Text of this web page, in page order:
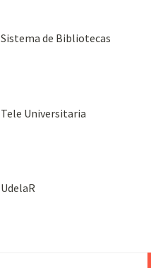
Sistema de Bibliotecas
Tele Universitaria
UdelaR